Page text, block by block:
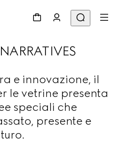
e innovazione, il
le vetrine presenta
speciali che
presente e